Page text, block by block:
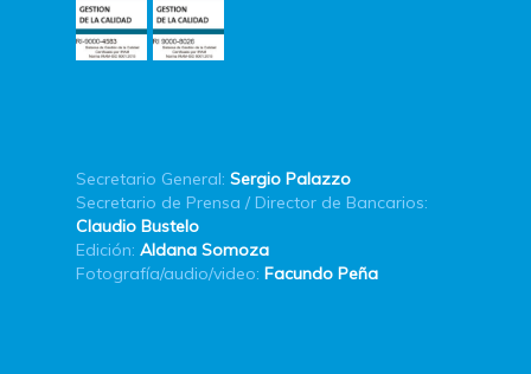
Secretario General: Sergio Palazzo
Secretario de Prensa / Director de Bancarios:
Claudio Bustelo
Edición: Aldana Somoza
Fotografía/audio/video: Facundo Peña